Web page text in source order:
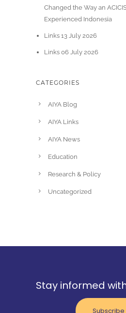
Changed the Way an
Experienced Indonesia
Links 13 July 2026
Links 06 July 2026
CATEGORIES
AIYA Blog
AIYA Links
AIYA News
Education
Research & Policy
Uncategorized
Stay informed with
Subscribe